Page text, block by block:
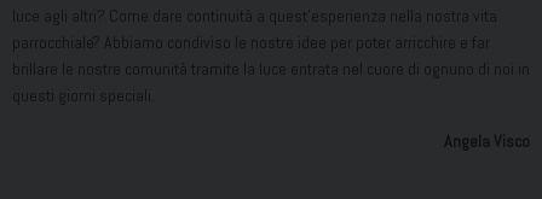
luce agli altri? Come dare continuità a quest’esperienza nella nostra vita
parrocchiale? Abbiamo condiviso le nostre idee per poter arricchire e far
brillare le nostre comunità tramite la luce entrata nel cuore di ognuno di noi in
questi giorni speciali.
Angela Visco